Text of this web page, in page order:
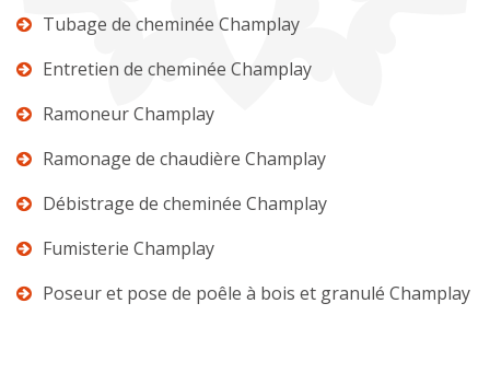
Tubage de cheminée Champlay
Entretien de cheminée Champlay
Ramoneur Champlay
Ramonage de chaudière Champlay
Débistrage de cheminée Champlay
Fumisterie Champlay
Poseur et pose de poêle à bois et granulé Champlay